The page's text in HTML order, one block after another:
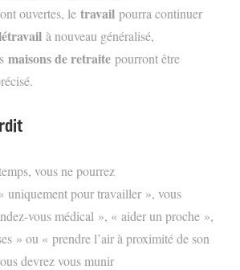
ouvertes, le travail pourra continuer
à nouveau généralisé,
maisons de retraite pourront être
vous ne pourrez
uniquement pour travailler », vous
vous médical », « aider un proche »,
» ou « prendre l’air à proximité de son
devrez vous munir